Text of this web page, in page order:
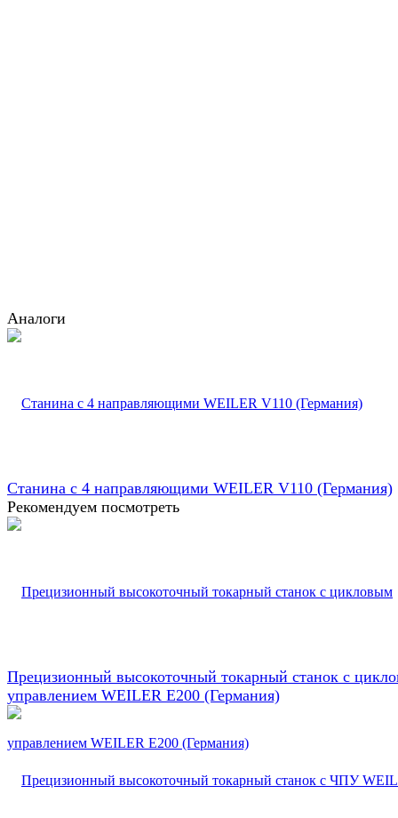
Аналоги
Станина с 4 направляющими WEILER V110 (Германия)
Рекомендуем посмотреть
Прецизионный высокоточный токарный станок с
управлением WEILER E200 (Германия)